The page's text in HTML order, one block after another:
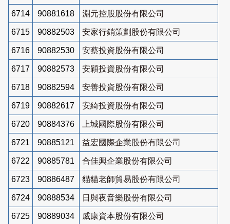
6714 90881618 淵元控股股份有限公司
6715 90882503 安家行銷策劃股份有限公司
6716 90882530 安蔡投資股份有限公司
6717 90882573 安穎投資股份有限公司
6718 90882594 安善投資股份有限公司
6719 90882617 安綺投資股份有限公司
6720 90884376 上城國際股份有限公司
6721 90885121 益宏國際企業股份有限公司
6722 90885781 合佳興企業股份有限公司
6723 90886487 貓貓老師貿易股份有限公司
6724 90888534 日與夜音樂股份有限公司
6725 90889034 威康資本股份有限公司